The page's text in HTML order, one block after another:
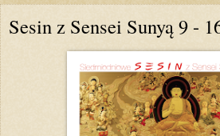
Sesin z Sensei Sunyą 9 -